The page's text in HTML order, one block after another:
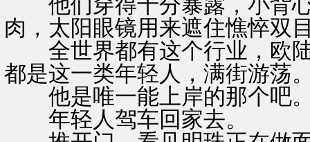
他们穿得十分暴露，小背心
肉，太阳眼镜用来遮住憔悴双
全世界都有这个行业，欧陆
都是这一类年轻人，满街游荡
他是唯一能上岸的那个吧
年轻人驾车回家去。